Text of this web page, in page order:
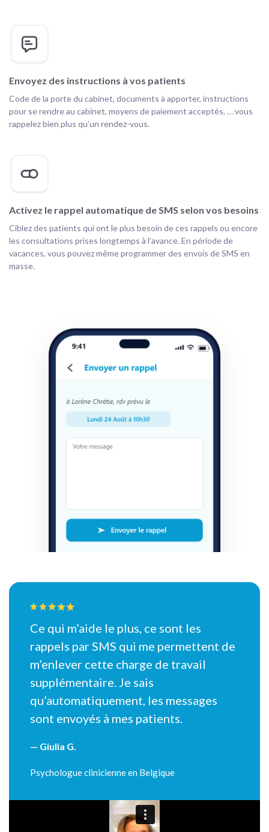
Envoyez des instructions à vos patients
Code de la porte du cabinet, documents à apporter, instructions
pour se rendre au cabinet, moyens de paiement acceptés, … vous
rappelez bien plus qu’un rendez-vous.
Activez le rappel automatique de SMS selon vos besoins
Ciblez des patients qui ont le plus besoin de ces rappels ou encore
les consultations prises longtemps à l’avance. En période de
vacances, vous pouvez même programmer des envois de SMS en
masse.
Ce qui m’aide le plus, ce sont les
rappels par SMS qui me permettent de
m’enlever cette charge de travail
supplémentaire. Je sais
qu’automatiquement, les messages
sont envoyés à mes patients.
— Giulia G.
Psychologue clinicienne en Belgique